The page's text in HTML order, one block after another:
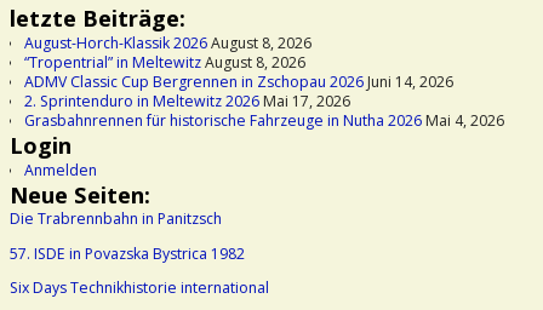
letzte Beiträge:
August-Horch-Klassik 2026August 8, 2026
“Tropentrial” in MeltewitzAugust 8, 2026
ADMV Classic Cup Bergrennen in Zschopau 2026Juni 14, 2026
2. Sprintenduro in Meltewitz 2026Mai 17, 2026
Grasbahnrennen für historische Fahrzeuge in Nutha 2026Mai 4, 2026
Login
Anmelden
Neue Seiten:
Die Trabrennbahn in Panitzsch
57. ISDE in Povazska Bystrica 1982
Six Days Technikhistorie international